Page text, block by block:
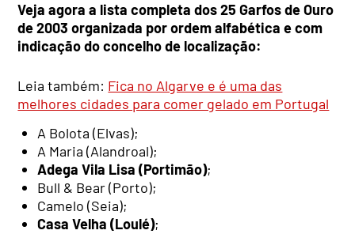
Veja agora a lista completa dos 25 Garfos de Ouro
de 2003 organizada por ordem alfabética e com
indicação do concelho de localização:
Leia também: Fica no Algarve e é uma das
melhores cidades para comer gelado em Portugal
A Bolota (Elvas);
A Maria (Alandroal);
Adega Vila Lisa (Portimão);
Bull & Bear (Porto);
Camelo (Seia);
Casa Velha (Loulé);